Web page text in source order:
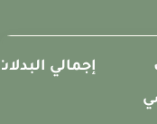
إجمالي البدلات